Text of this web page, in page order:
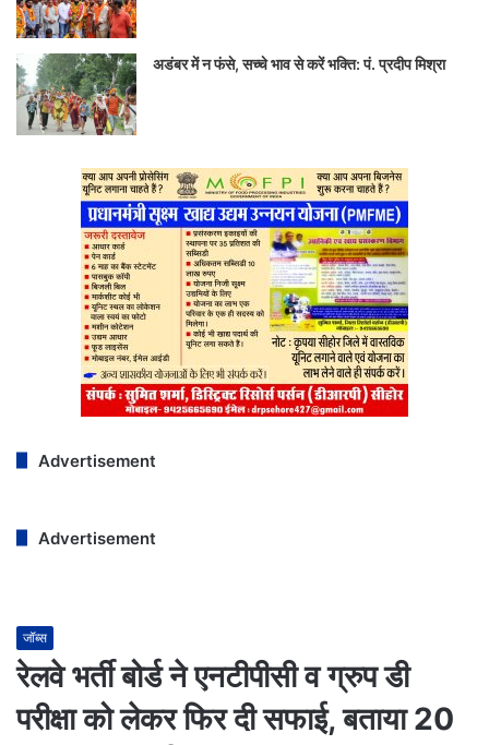
अडंबर में न फंसे, सच्चे भाव से करें भक्ति: पं. प्रदीप मिश्रा
Advertisement
Advertisement